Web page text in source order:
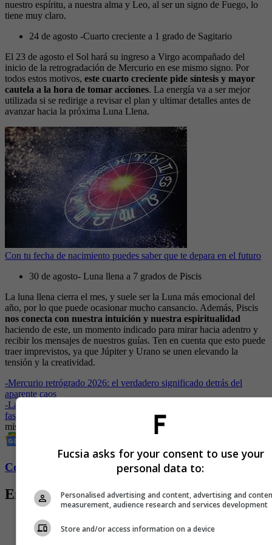
nuestro espíritu, a nuestra alma y Leo, al ser un signo de Fuego, lo
tiene muy claro.
24 de agosto -Cuarto creciente a 1 grado de Sagitario
El 23 de agosto el Sol hará su ingreso a Virgo acompañado del
inicio de la retrogradación de Mercurio en ese mismo signo. Por
todos estos motivos, este cuarto creciente pide síntesis y mayor
cautela a la hora de tomar acciones. La energía va a ser mejor
utilizada si se redirige a revisar el plan y ultimar detalles antes de
avanzar hacia la próxima Luna Llena.
Con tu fecha de nacimiento puedes saber que te depara en el futuro
30 de agosto- Luna llena a 7 grados de Piscis
La luna llena cierra el mes, y suele ser la Luna más emocional del
año, por lo que puede ocasionar mucho cansancio. Además, Piscis
nos conecta con nuestra intuición y nuestra espiritualidad
haciendo de este, un momento indicado para mirar hacia adentro y
recibir los mensajes de nuestros guías. Ten en cuenta que esto puede
traer imprevistos, ya que Júpiter y Urano se unen elevando la
tensión y la creatividad.
-Mercurio retrógrado 2026: el verdadero significado detrás del
aparente caos
-La energía de la Luna: cómo sincronizar tus decisiones con sus
fases en 2026
mistica
Cambios
Conozca más de Fucsia aquí
Entradas relacionadas
Fucsia asks for your consent to use your
personal data to:
Personalised advertising and content, advertising and
measurement, audience research and services development
Store and/or access information on a device